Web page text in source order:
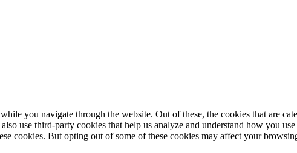
you navigate through the website. Out of these, the cookies that are
use third-party cookies that help us analyze and understand how you
cookies. But opting out of some of these cookies may affect your